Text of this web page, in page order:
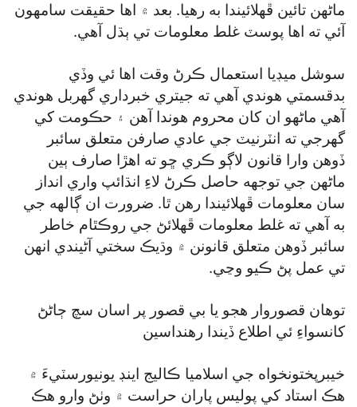
ماڻهن تائين ڦهلائيندا به رهيا. بعد ۾ اها حقيقت سامهون
آئي ته اها پوسٽ غلط معلومات تي ٻڌل آهي.
سوشل ميڊيا استعمال ڪرڻ وقت اها ئي وڏي
بدقسمتي هوندي آهي ته جيتري خبرداري گھربل هوندي
آهي ماڻهو ان کان محروم هوندا آهن ۽ حڪومت کي
گھرجي ته انٽرنيٽ جي عادي صارفن متعلق سائبر
ڏوهن وارا قانون لاڳو ڪري ڇو ته اهڙا صارف ٻين
ماڻهن جي توجهه حاصل ڪرڻ لاءِ انڌائپ واري انداز
سان معلومات ڦهلائيندا رهن ٿا. ضرورت ان ڳالهه جي
به آهي ته غلط معلومات ڦهلائڻ جي روڪٿام خاطر
سائبر ڏوهن متعلق قانونن ۾ وڌيڪ سختي آڻيندي انهن
تي عمل پڻ ڪيو وڃي.
توهان قصوروار هجو يا بي قصور پر اسان سچ ڄاڻڻ
کانسواءِ ئي اطلاع ڏيندا رهنداسين
خيبرپختونخواه جي اسلاميا ڪاليج اينڊ يونيورسٽيءَ ۾
هڪ استاد کي پوليس پاران حراست ۾ وٺڻ وارو هڪ